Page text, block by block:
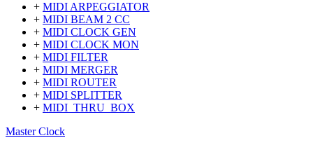
+ MIDI ARPEGGIATOR
+ MIDI BEAM 2 CC
+ MIDI CLOCK GEN
+ MIDI CLOCK MON
+ MIDI FILTER
+ MIDI MERGER
+ MIDI ROUTER
+ MIDI SPLITTER
+ MIDI_THRU_BOX
Master Clock